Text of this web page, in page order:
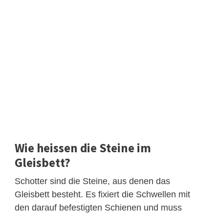
Wie heissen die Steine im
Gleisbett?
Schotter sind die Steine, aus denen das
Gleisbett besteht. Es fixiert die Schwellen mit
den darauf befestigten Schienen und muss